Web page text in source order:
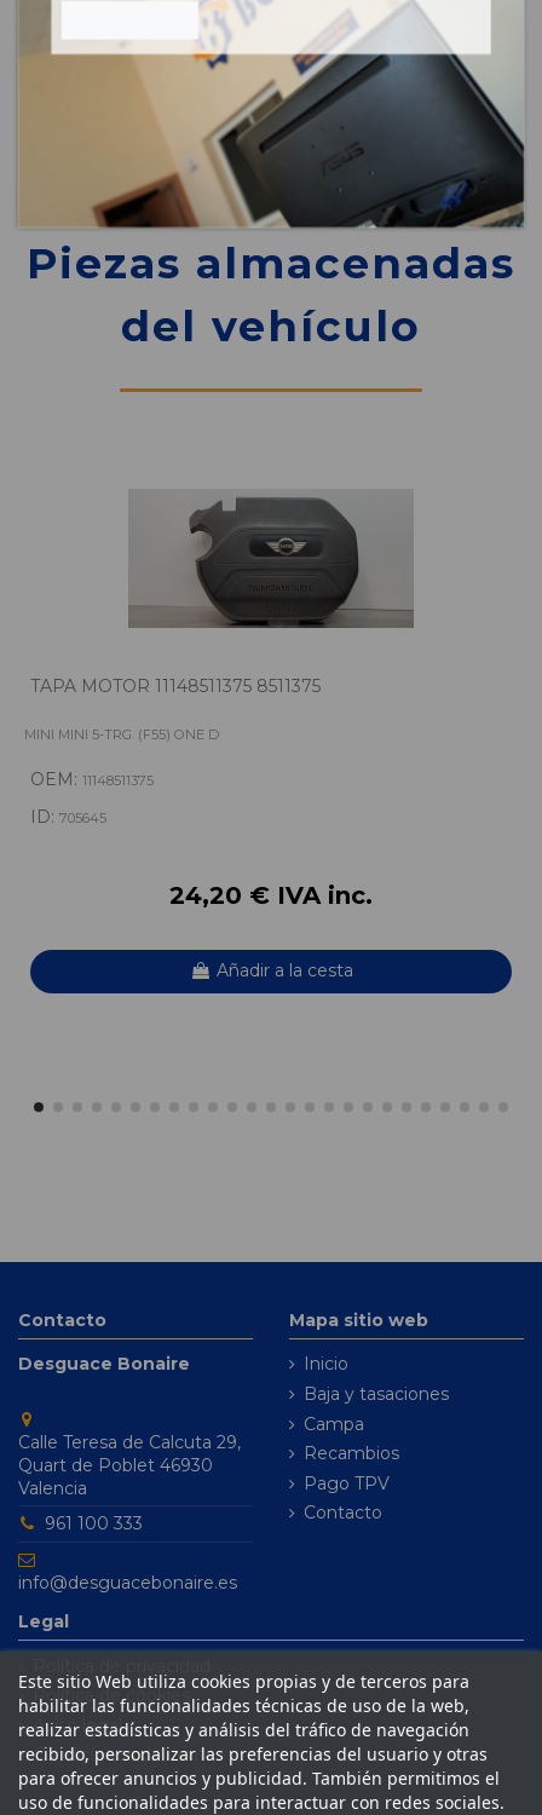
Piezas almacenadas
del vehículo
TAPA MOTOR 11148511375 8511375
MINI MINI 5-TRG. (F55) ONE D
OEM: 11148511375
ID: 705645
24,20 € IVA inc.
Añadir a la cesta
Contacto
Desguace Bonaire
Calle Teresa de Calcuta 29,
Quart de Poblet 46930
Valencia
961 100 333
info@desguacebonaire.es
Mapa sitio web
Inicio
Baja y tasaciones
Campa
Recambios
Pago TPV
Contacto
Legal
Política de cookies
Aviso legal
Condiciones de venta
Este sitio Web utiliza cookies propias y de terceros para
habilitar las funcionalidades técnicas de uso de la web,
realizar estadísticas y análisis del tráfico de navegación
recibido, personalizar las preferencias del usuario y otras
para ofrecer anuncios y publicidad. También permitimos el
uso de funcionalidades para interactuar con redes sociales.